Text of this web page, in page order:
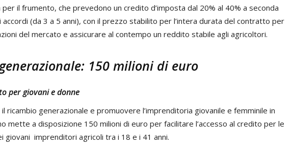
il frumento, che prevedono un credito d’imposta dal 20% al 40% a seconda
accordi (da 3 a 5 anni), con il prezzo stabilito per l’intera durata del contratto per
del mercato e assicurare al contempo un reddito stabile agli agricoltori.
150 milioni di euro
per giovani e donne
ricambio generazionale e promuovere l’imprenditoria giovanile e femminile in
mette a disposizione 150 milioni di euro per facilitare l’accesso al credito per le
giovani imprenditori agricoli tra i 18 e i 41 anni.